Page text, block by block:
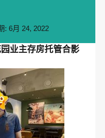
: 6月 24, 2022
业主存房托管合影